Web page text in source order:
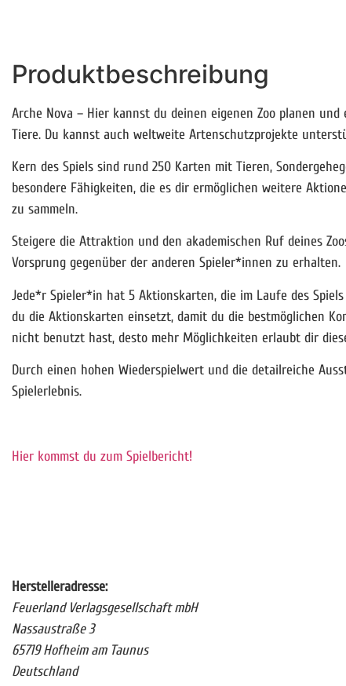
Produktbeschreibung
Arche Nova – Hier kannst du deinen eigenen Zoo planen
Tiere. Du kannst auch weltweite Artenschutzprojekte
Kern des Spiels sind rund 250 Karten mit Tieren,
besondere Fähigkeiten, die es dir ermöglichen weitere
zu sammeln.
Steigere die Attraktion und den akademischen Ruf deines
Vorsprung gegenüber der anderen Spieler*innen zu erhalten.
Jede*r Spieler*in hat 5 Aktionskarten, die im Laufe des
du die Aktionskarten einsetzt, damit du die bestmöglichen
nicht benutzt hast, desto mehr Möglichkeiten erlaubt dir
Durch einen hohen Wiederspielwert und die detailreiche
Spielerlebnis.
Hier kommst du zum Spielbericht!
Herstelleradresse:
Feuerland Verlagsgesellschaft mbH
Nassaustraße 3
65719 Hofheim am Taunus
Deutschland